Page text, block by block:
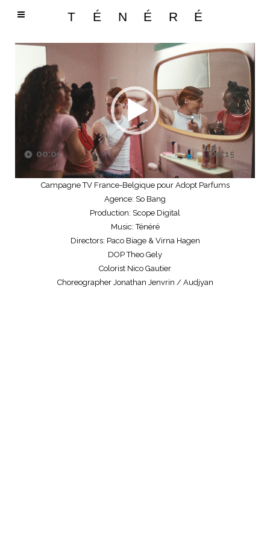
Lecteur
00:00 00:15
Campagne TV France-Belgique pour Adopt Parfums
Agence: So Bang
Production: Scope Digital
Music: Ténéré
Directors: Paco Biage & Virna Hagen
DOP Theo Gely
Colorist Nico Gautier
Choreographer Jonathan Jenvrin / Audjyan